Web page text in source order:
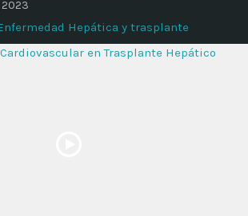
Hepática y trasplante